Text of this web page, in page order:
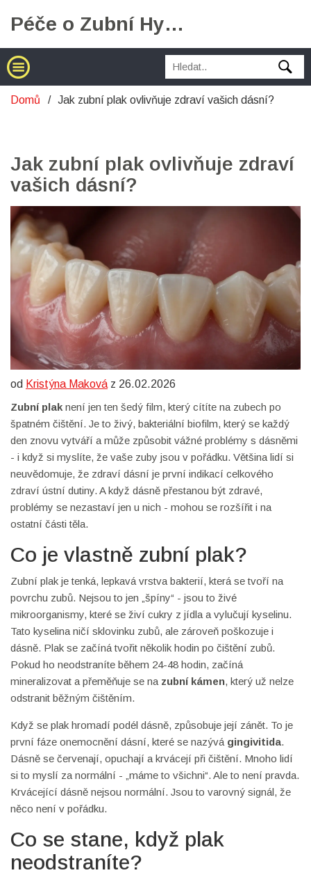
Péče o Zubní Hygienu
Domů Jak zubní plak ovlivňuje zdraví vašich dásní?
Jak zubní plak ovlivňuje zdraví
vašich dásní?
od Kristýna Maková z 26.02.2026
Zubní plak není jen ten šedý film, který cítíte na zubech po
špatném čištění. Je to živý, bakteriální biofilm, který se každý
den znovu vytváří a může způsobit vážné problémy s dásněmi
- i když si myslíte, že vaše zuby jsou v pořádku. Většina lidí si
neuvědomuje, že zdraví dásní je první indikací celkového
zdraví ústní dutiny. A když dásně přestanou být zdravé,
problémy se nezastaví jen u nich - mohou se rozšířit i na
ostatní části těla.
Co je vlastně zubní plak?
Zubní plak je tenká, lepkavá vrstva bakterií, která se tvoří na
povrchu zubů. Nejsou to jen „špíny“ - jsou to živé
mikroorganismy, které se živí cukry z jídla a vylučují kyselinu.
Tato kyselina ničí sklovinku zubů, ale zároveň poškozuje i
dásně. Plak se začíná tvořit několik hodin po čištění zubů.
Pokud ho neodstraníte během 24-48 hodin, začíná
mineralizovat a přeměňuje se na zubní kámen, který už nelze
odstranit běžným čištěním.
Když se plak hromadí podél dásně, způsobuje její zánět. To je
první fáze onemocnění dásní, které se nazývá gingivitida.
Dásně se červenají, opuchají a krvácejí při čištění. Mnoho lidí
si to myslí za normální - „máme to všichni“. Ale to není pravda.
Krvácející dásně nejsou normální. Jsou to varovný signál, že
něco není v pořádku.
Co se stane, když plak
neodstraníte?